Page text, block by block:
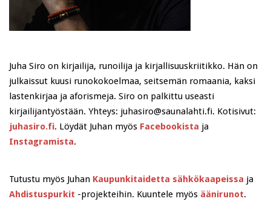
Juha Siro on kirjailija, runoilija ja kirjallisuuskriitikko. Hän on
julkaissut kuusi runokokoelmaa, seitsemän romaania, kaksi
lastenkirjaa ja aforismeja. Siro on palkittu useasti
kirjailijantyöstään. Yhteys: juhasiro@saunalahti.fi. Kotisivut:
juhasiro.fi. Löydät Juhan myös Facebookista ja
Instagramista.
Tutustu myös Juhan Kaupunkitaidetta sähkökaapeissa ja
Ahdistuspurkit -projekteihin. Kuuntele myös äänirunot.